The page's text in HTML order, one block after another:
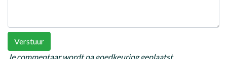
Verstuur
Je commentaar wordt na goedkeuring geplaatst.